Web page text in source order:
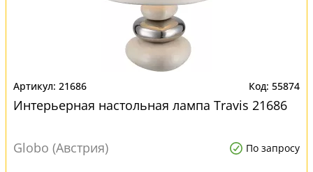
21686 55874
Интерьерная настольная лампа Travis 21686
Globo (Австрия) По запросу